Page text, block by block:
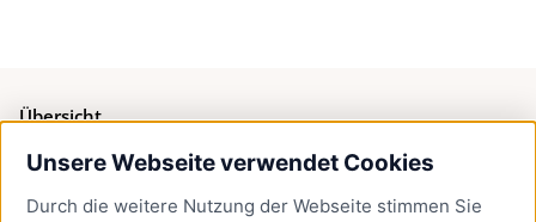
Unsere Webseite verwendet Cookies
Durch die weitere Nutzung der Webseite stimmen Sie
Übersicht
Bürgerservice
Presse